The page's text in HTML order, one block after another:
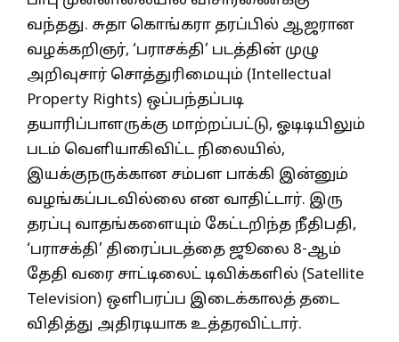
வந்தது. சுதா கொங்கரா தரப்பில் ஆஜரான
வழக்கறிஞர், ‘பராசக்தி’ படத்தின் முழு
அறிவுசார் சொத்துரிமையும் (Intellectual
Property Rights) ஒப்பந்தப்படி
தயாரிப்பாளருக்கு மாற்றப்பட்டு, ஓடிடியிலும்
படம் வெளியாகிவிட்ட நிலையில்,
இயக்குநருக்கான சம்பள பாக்கி இன்னும்
வழங்கப்படவில்லை என வாதிட்டார். இரு
தரப்பு வாதங்களையும் கேட்டறிந்த நீதிபதி,
‘பராசக்தி’ திரைப்படத்தை ஜூலை 8-ஆம்
தேதி வரை சாட்டிலைட் டிவிக்களில் (Satellite
Television) ஒளிபரப்ப இடைக்காலத் தடை
விதித்து அதிரடியாக உத்தரவிட்டார்.